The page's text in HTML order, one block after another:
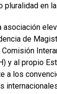
pluralidad en
asociación
de
y al propio
a los